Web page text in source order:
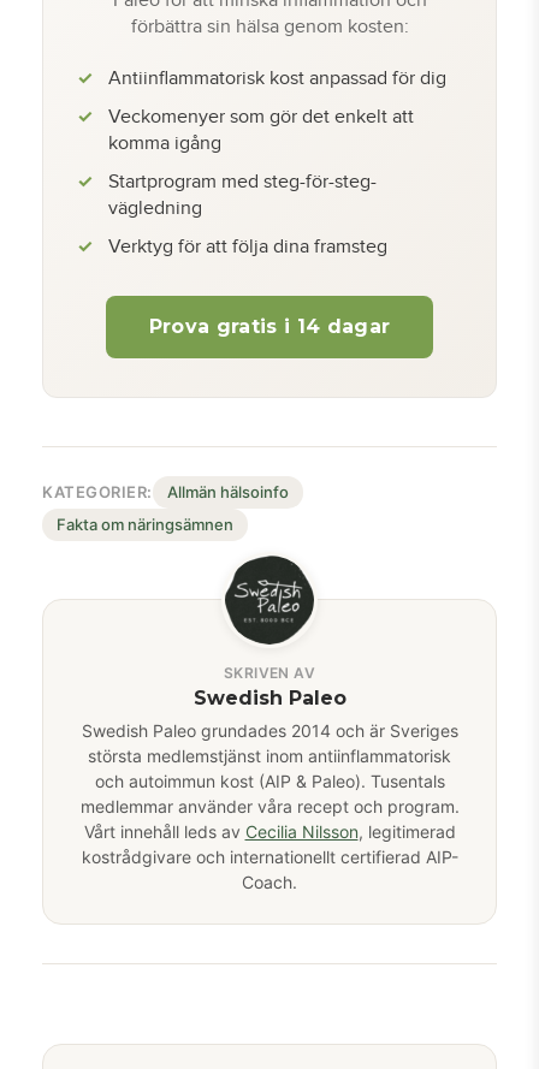
förbättra sin hälsa genom kosten:
Antiinflammatorisk kost anpassad för dig
Veckomenyer som gör det enkelt att
komma igång
Startprogram med steg-för-steg-
vägledning
Verktyg för att följa dina framsteg
Prova gratis i 14 dagar
KATEGORIER:
Allmän hälsoinfo
Fakta om näringsämnen
SKRIVEN AV
Swedish Paleo
Swedish Paleo grundades 2014 och är Sveriges
största medlemstjänst inom antiinflammatorisk
och autoimmun kost (AIP & Paleo). Tusentals
medlemmar använder våra recept och program.
Vårt innehåll leds av Cecilia Nilsson, legitimerad
kostrådgivare och internationellt certifierad AIP-
Coach.